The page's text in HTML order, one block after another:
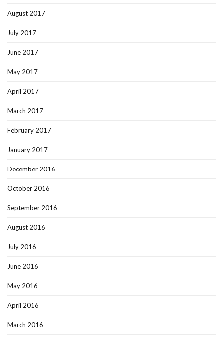
August 2017
July 2017
June 2017
May 2017
April 2017
March 2017
February 2017
January 2017
December 2016
October 2016
September 2016
August 2016
July 2016
June 2016
May 2016
April 2016
March 2016